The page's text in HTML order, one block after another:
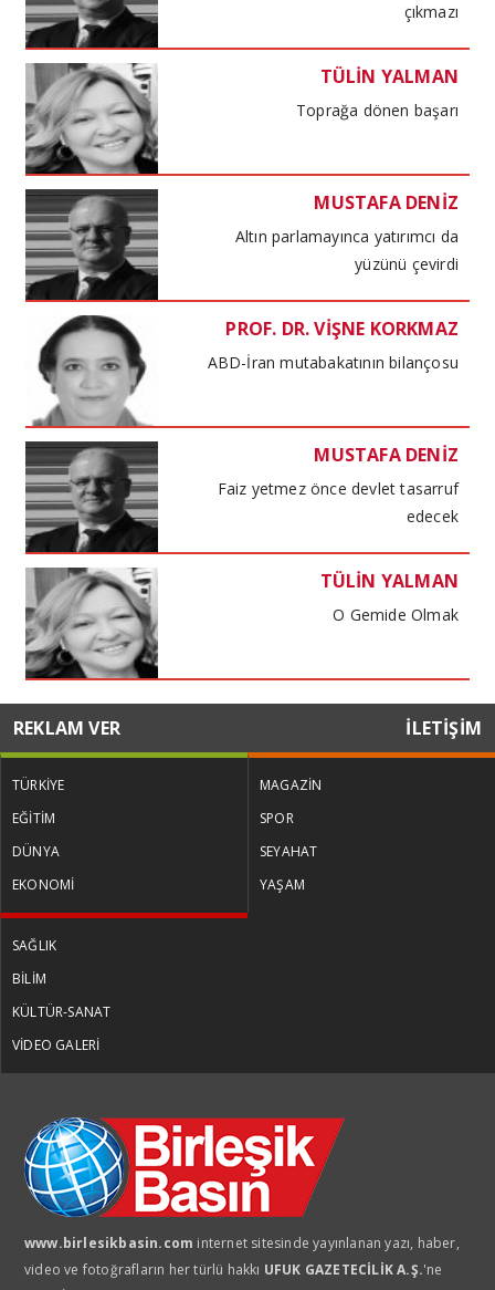
çıkmazı
TÜLİN YALMAN
Toprağa dönen başarı
MUSTAFA DENİZ
Altın parlamayınca yatırımcı da
yüzünü çevirdi
PROF. DR. VİŞNE KORKMAZ
ABD-İran mutabakatının bilançosu
MUSTAFA DENİZ
Faiz yetmez önce devlet tasarruf
edecek
TÜLİN YALMAN
O Gemide Olmak
MUSTAFA DENİZ
Kira kıskacında haneler maliyet
Bütçenin patronu kira oldu
Sessiz çarşılar daralan cüzdanlar
REKLAM VER İLETİŞİM
TÜRKİYE
EĞİTİM
DÜNYA
EKONOMİ
MAGAZİN
SPOR
SEYAHAT
YAŞAM
SAĞLIK
BİLİM
KÜLTÜR-SANAT
VİDEO GALERİ
www.birlesikbasin.com internet sitesinde yayınlanan yazı, haber,
video ve fotoğrafların her türlü hakkı UFUK GAZETECİLİK A.Ş.'ne